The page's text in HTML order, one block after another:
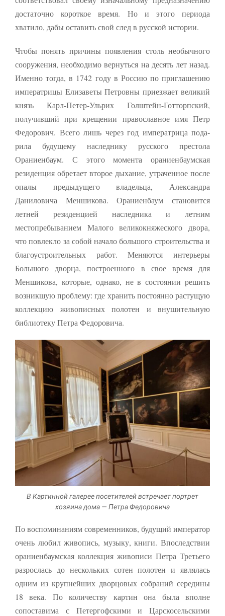
достаточно короткое время. Но и этого периода
хватило, дабы оставить свой след в русской истории.
Чтобы понять причины появления столь необычного
сооружения, необходимо вернуться на десять лет назад.
Именно тогда, в 1742 году в Россию по приглашению
императрицы Елизаветы Пет­ровны приезжает великий
князь Карл-Петер-Ульрих Голштейн-Готторпский,
получивший при крещении православное имя Петр
Федорович. Всего лишь через год императрица пода­
рила будущему наследнику русского престола
Ораниенбаум. С этого момента ораниенбаумская
резиденция обретает второе дыхание, утраченное после
опалы предыдущего владельца, Александра
Даниловича Меншикова. Ораниенбаум становится
летней резиденцией наследника и летним
местопребыванием Малого великокняжеского двора,
что повлекло за собой начало большого строительства и
благоустроительных работ. Меняются интерьеры
Большого дворца, построенного в свое время для
Меншикова, которые, однако, не в состоянии решить
возникшую проблему: где хранить постоянно растущую
коллекцию живописных полотен и внушительную
библиотеку Петра Федоровича.
В Картинной галерее посетителей встречает портрет
хозяина дома — Петра Федоровича
По воспоминаниям современников, будущий император
очень любил живопись, музыку, книги. Впоследствии
ораниенбаумская коллекция живописи Петра Третьего
разрослась до нескольких сотен полотен и являлась
одним из крупнейших дворцовых собраний середины
18 века. По количеству картин она была вполне
сопоставима с Петергофскими и Царскосель­скими
Маркетинг
Делясь своими
интересами и
информацией о вашем
посещения нашего
сайта, вы повышаете
будете получать
персонализированный
контент и
предложения.